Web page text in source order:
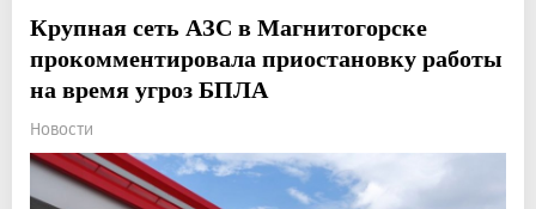
Крупная сеть АЗС в Магнитогорске
прокомментировала приостановку работы
на время угроз БПЛА
Новости